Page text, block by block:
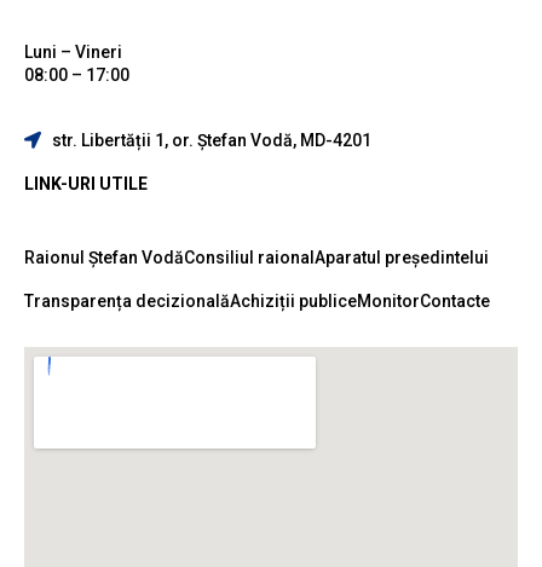
Luni – Vineri
08:00 – 17:00
str. Libertății 1, or. Ștefan Vodă, MD-4201
LINK-URI UTILE
Raionul Ștefan VodăConsiliul raional Aparatul președintelui
Transparența decizionalăAchiziții publiceMonitorContacte